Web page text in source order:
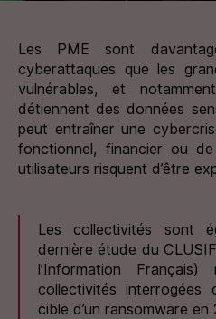
Les PME sont
cyberattaques que les
vulnérables, et
détiennent des données
peut entraîner une
fonctionnel, financier ou
utilisateurs risquent d’être
Les collectivités sont
dernière étude du
l’Information
collectivités
cible d’un ransomware en